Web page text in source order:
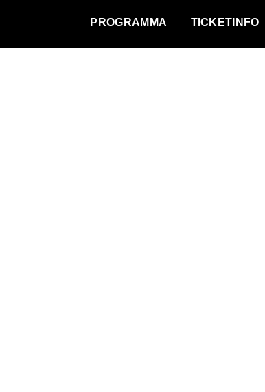
PROGRAMMA TICKETINFO